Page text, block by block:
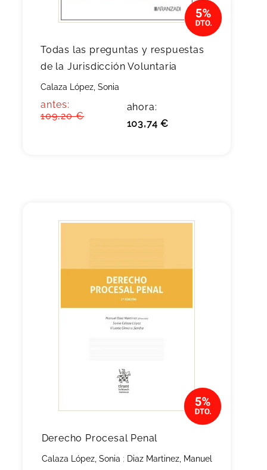
Todas las preguntas y respuestas
de la Jurisdicción Voluntaria
Calaza López, Sonia
antes:
109,20 €
ahora:
103,74 €
Derecho Procesal Penal
Calaza López, Sonia ; Diaz Martinez, Manuel